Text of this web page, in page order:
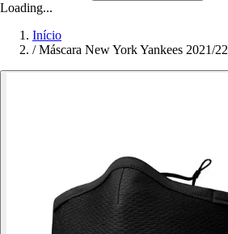
Loading...
Início
/ Máscara New York Yankees 2021/22